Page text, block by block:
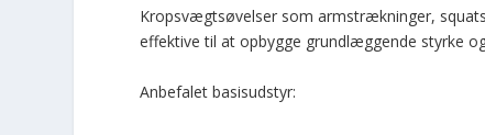
Kropsvægtsøvelser som armstrækninger,
effektive til at opbygge grundlæggende styrke
Anbefalet basisudstyr: